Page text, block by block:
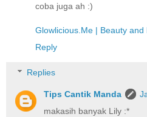
coba juga ah :)
Glowlicious.Me | Beauty
Reply
Replies
Tips Cantik Manda
makasih banyak Lily :*